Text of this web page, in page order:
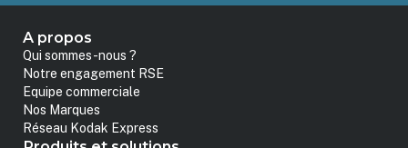
A propos
Qui sommes-nous ?
Notre engagement RSE
Equipe commerciale
Nos Marques
Réseau Kodak Express